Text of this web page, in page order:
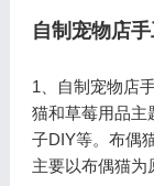
自制宠物店
1、自制宠物店
猫和草莓用品主
子DIY等。布偶
主要以布偶猫为